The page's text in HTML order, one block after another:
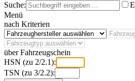
Suche:
Menü
nach Kriterien
über Fahrzeugschein
HSN (zu 2/2.1):
TSN (zu 3/2.2):